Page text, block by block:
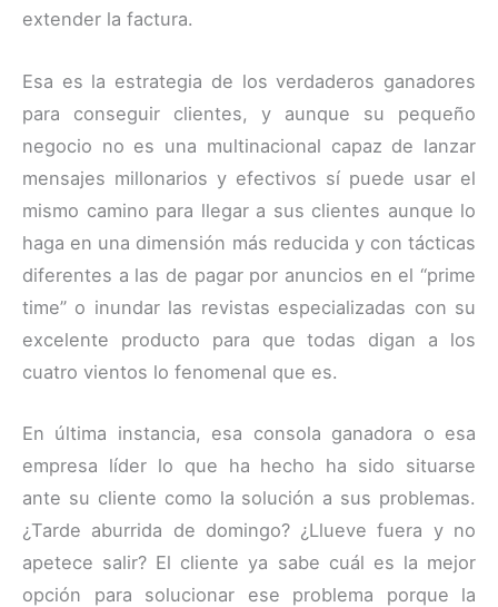
extender la factura.
Esa es la estrategia de los verdaderos ganadores
para conseguir clientes, y aunque su pequeño
negocio no es una multinacional capaz de lanzar
mensajes millonarios y efectivos sí puede usar el
mismo camino para llegar a sus clientes aunque lo
haga en una dimensión más reducida y con tácticas
diferentes a las de pagar por anuncios en el “prime
time” o inundar las revistas especializadas con su
excelente producto para que todas digan a los
cuatro vientos lo fenomenal que es.
En última instancia, esa consola ganadora o esa
empresa líder lo que ha hecho ha sido situarse
ante su cliente como la solución a sus problemas.
¿Tarde aburrida de domingo? ¿Llueve fuera y no
apetece salir? El cliente ya sabe cuál es la mejor
opción para solucionar ese problema porque la